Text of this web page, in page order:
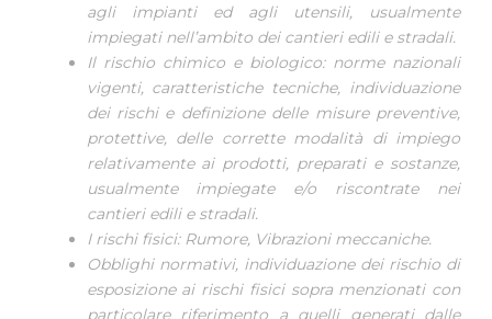
agli impianti ed agli utensili, usualmente
impiegati nell’ambito dei cantieri edili e stradali.
Il rischio chimico e biologico: norme nazionali
vigenti, caratteristiche tecniche, individuazione
dei rischi e definizione delle misure preventive,
protettive, delle corrette modalità di impiego
relativamente ai prodotti, preparati e sostanze,
usualmente impiegate e/o riscontrate nei
cantieri edili e stradali.
I rischi fisici: Rumore, Vibrazioni meccaniche.
Obblighi normativi, individuazione dei rischio di
esposizione ai rischi fisici sopra menzionati con
particolare riferimento a quelli generati dalle